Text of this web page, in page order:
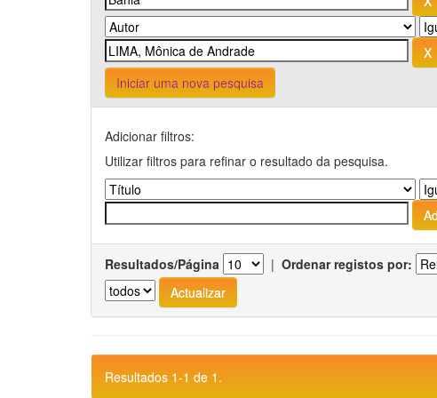
Iniciar uma nova pesquisa
Adicionar filtros:
Utilizar filtros para refinar o resultado da pesquisa.
Resultados/Página | Ordenar registos por:
Resultados 1-1 de 1.